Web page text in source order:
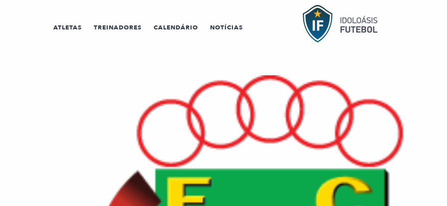
ATLETAS TREINADORES CALENDÁRIO NOTÍCIAS